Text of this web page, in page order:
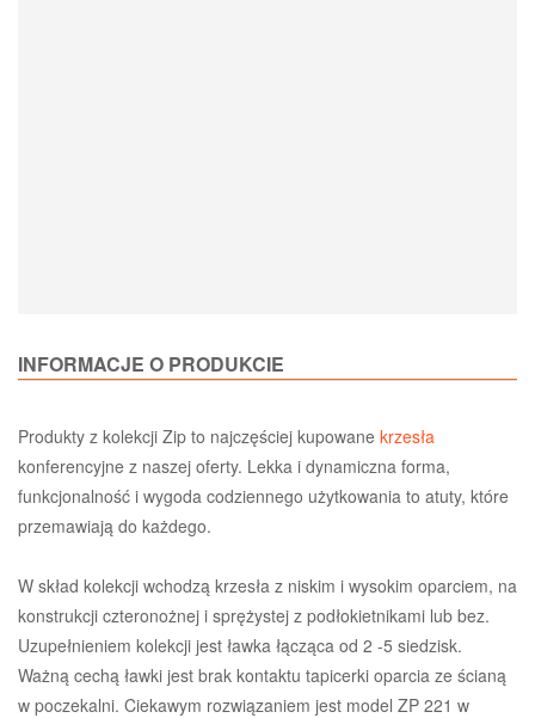
INFORMACJE O PRODUKCIE
Produkty z kolekcji Zip to najczęściej kupowane krzesła
konferencyjne z naszej oferty. Lekka i dynamiczna forma,
funkcjonalność i wygoda codziennego użytkowania to atuty, które
przemawiają do każdego.
W skład kolekcji wchodzą krzesła z niskim i wysokim oparciem, na
konstrukcji czteronożnej i sprężystej z podłokietnikami lub bez.
Uzupełnieniem kolekcji jest ławka łącząca od 2 -5 siedzisk.
Ważną cechą ławki jest brak kontaktu tapicerki oparcia ze ścianą
w poczekalni. Ciekawym rozwiązaniem jest model ZP 221 w